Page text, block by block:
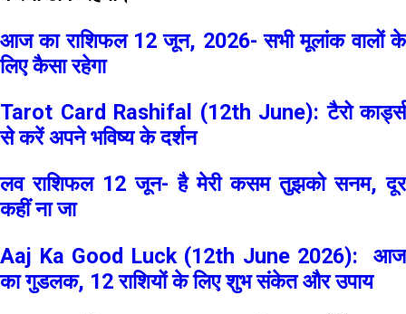
आज का राशिफल 12 जून, 2026- सभी मूलांक वालों के
लिए कैसा रहेगा
Tarot Card Rashifal (12th June): टैरो कार्ड्स
से करें अपने भविष्य के दर्शन
लव राशिफल 12 जून- है मेरी कसम तुझको सनम, दूर
कहीं ना जा
Aaj Ka Good Luck (12th June 2026): आज
का गुडलक, 12 राशियों के लिए शुभ संकेत और उपाय